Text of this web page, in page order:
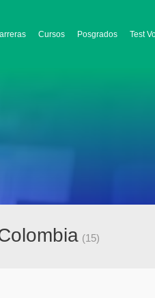
Cursos Posgrados Test
(15)